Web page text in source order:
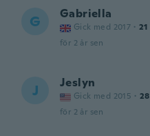
G Gabriella
Gick med 2017 · 21
för 2 år sen
J Jeslyn
Gick med 2015 · 28
för 2 år sen